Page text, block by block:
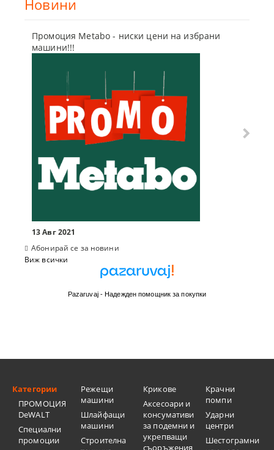
Новини
Промоция Metabo - ниски цени на избрани
машини!!!
13 Авг 2021
Абонирай се за новини
Виж всички
Pazaruvaj - Надежден помощник за покупки
Категории
ПРОМОЦИЯ
DeWALT
Специални
промоции
Режещи
машини
Шлайфащи
машини
Строителна
Крикове
Аксесоари и
консумативи
за подемни и
укрепващи
съоръжения
Крачни
помпи
Ударни
центри
Шестограмни